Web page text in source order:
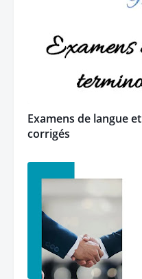
Examens de langue
corrigés